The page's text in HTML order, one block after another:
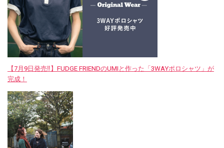
【7月9日発売‼︎】FUDGE FRIENDのUMIと作った「3WAYポロシャツ」が
完成！